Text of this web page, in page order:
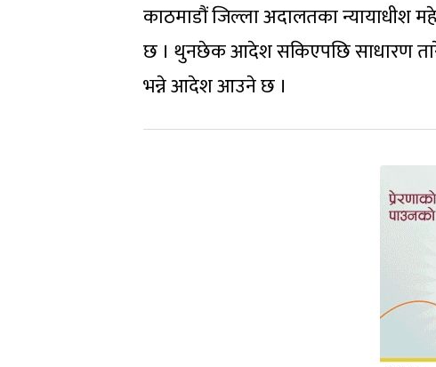
काठमाडौं जिल्ला अदालतका न्यायाधीश
छ । थुनछेक आदेश सकिएपछि साधारण तारेख
भन्ने आदेश आउने छ ।